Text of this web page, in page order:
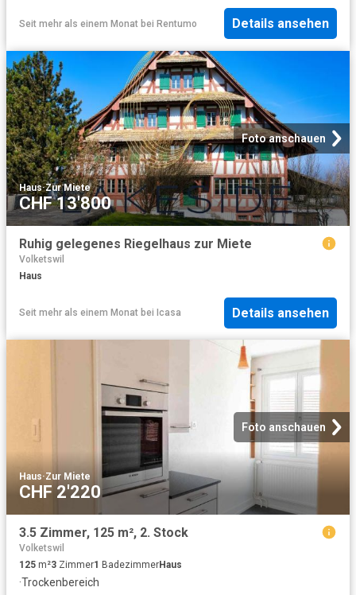
Seit mehr als einem Monat bei Rentumo Details ansehen
Foto anschauen
Haus·Zur Miete
CHF 13'800
Ruhig gelegenes Riegelhaus zur Miete
Volketswil
Haus
Seit mehr als einem Monat bei Icasa Details ansehen
Foto anschauen
Haus·Zur Miete
CHF 2'220
3.5 Zimmer, 125 m², 2. Stock
Volketswil
125 m²3 Zimmer1 BadezimmerHaus
·Trockenbereich